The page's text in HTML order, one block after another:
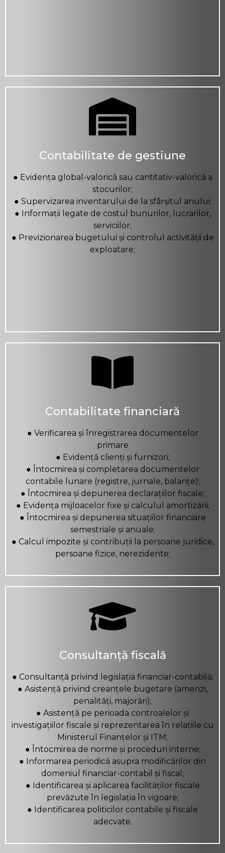
Contabilitate de gestiune
● Evidența global-valorică sau cantitativ-valorică a
stocurilor;
● Supervizarea inventarului de la sfârșitul anului;
● Informații legate de costul bunurilor, lucrarilor,
serviciilor;
● Previzionarea bugetului și controlul activității de
exploatare;
Contabilitate financiară
● Verificarea și înregistrarea documentelor
primare
● Evidență clienți și furnizori;
● Întocmirea și completarea documentelor
contabile lunare (registre, jurnale, balanțe);
● Întocmirea și depunerea declarațiilor fiscale;
● Evidența mijloacelor fixe și calculul amortizării;
● Întocmirea și depunerea situațiilor financiare
semestriale și anuale;
● Calcul impozite și contribuții la persoane juridice,
persoane fizice, nerezidente;
Consultanță fiscală
● Consultanță privind legislația financiar-contabilă;
● Asistență privind creanțele bugetare (amenzi,
penalități, majorări);
● Asistență pe perioada controalelor și
investigațiilor fiscale și reprezentarea în relațiile cu
Ministerul Finanțelor și ITM;
● Întocmirea de norme și proceduri interne;
● Informarea periodică asupra modificărilor din
domeniul financiar-contabil și fiscal;
● Identificarea și aplicarea facilităților fiscale
prevăzute în legislația în vigoare;
● Identificarea politicilor contabile și fiscale
adecvate.